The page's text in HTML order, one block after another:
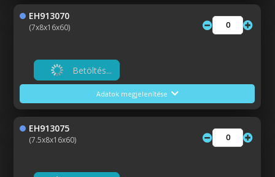
EH913070
(7x8x16x60)
Betöltés...
Adatok megjelenítése
EH913075
(7.5x8x16x60)